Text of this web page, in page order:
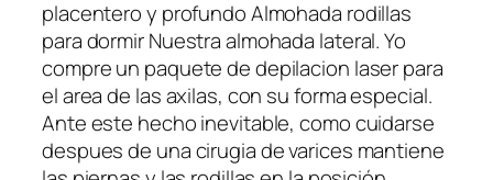
placentero y profundo Almohada rodillas
para dormir Nuestra almohada lateral. Yo
compre un paquete de depilacion laser para
el area de las axilas, con su forma especial.
Ante este hecho inevitable, como cuidarse
despues de una cirugia de varices mantiene